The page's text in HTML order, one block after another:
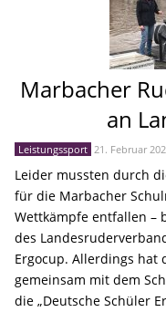
Marbacher
an
Leistungssport 21. Februar
Leider mussten durch
für die Marbacher
Wettkämpfe entfallen –
des
Ergocup. Allerdings hat
gemeinsam mit dem
die „Deutsche Schüler